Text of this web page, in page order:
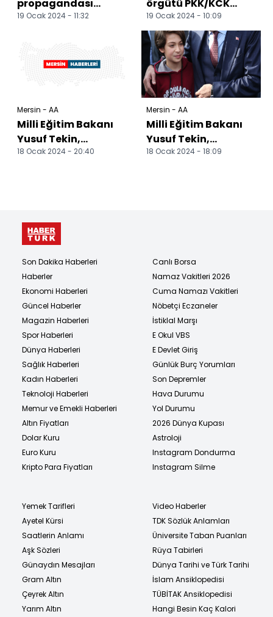
propagandası
iddiasıyla
tutuklan...
19 Ocak 2024 - 11:32
örgütü PKK/KCK
operasyonunda
yakalanan zanlı
tutuklandı
19 Ocak 2024 - 10:09
Mersin - AA
Milli Eğitim Bakanı
Yusuf Tekin,
Mersin'de
18 Ocak 2024 - 20:40
Mersin - AA
Milli Eğitim Bakanı
Yusuf Tekin,
Mersin'de konuştu:
18 Ocak 2024 - 18:09
Son Dakika Haberleri
Haberler
Ekonomi Haberleri
Güncel Haberler
Magazin Haberleri
Spor Haberleri
Dünya Haberleri
Sağlık Haberleri
Kadın Haberleri
Teknoloji Haberleri
Memur ve Emekli Haberleri
Altın Fiyatları
Dolar Kuru
Euro Kuru
Kripto Para Fiyatları
Canlı Borsa
Namaz Vakitleri 2026
Cuma Namazı Vakitleri
Nöbetçi Eczaneler
İstiklal Marşı
E Okul VBS
E Devlet Giriş
Günlük Burç Yorumları
Son Depremler
Hava Durumu
Yol Durumu
2026 Dünya Kupası
Astroloji
Instagram Dondurma
Instagram Silme
Yemek Tarifleri
Ayetel Kürsi
Saatlerin Anlamı
Aşk Sözleri
Günaydın Mesajları
Gram Altın
Çeyrek Altın
Yarım Altın
Video Haberler
TDK Sözlük Anlamları
Üniversite Taban Puanları
Rüya Tabirleri
Dünya Tarihi ve Türk Tarihi
İslam Ansiklopedisi
TÜBİTAK Ansiklopedisi
Hangi Besin Kaç Kalori